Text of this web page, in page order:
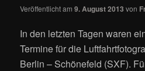
Veröffentlicht am9. August 2013 von
In den letzten Tagen waren
Termine für die
Berlin – Schönefeld (SXF).